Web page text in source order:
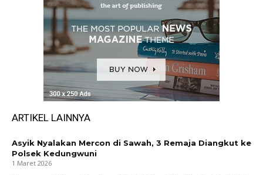
ARTIKEL LAINNYA
Asyik Nyalakan Mercon di Sawah, 3 Remaja Diangkut ke
Polsek Kedungwuni
1 Maret 2026